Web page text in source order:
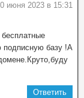
июня 2023 в 15:31
подписную базу !А
Ответить